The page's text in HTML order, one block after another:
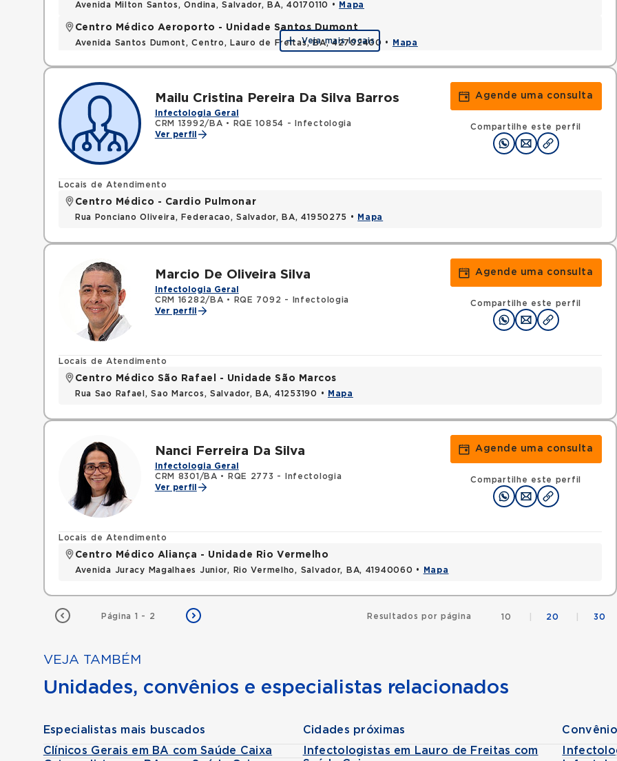
Avenida Milton Santos, Ondina, Salvador, BA, 40170110 • Mapa
Centro Médico Aeroporto - Unidade Santos Dumont
Avenida Santos Dumont, Centro, Lauro de Freitas, BA, 42702400 • Mapa
Veja mais locais
Mailu Cristina Pereira Da Silva Barros
Infectologia Geral
CRM 13992/BA •
RQE 10854 - Infectologia
Ver perfil
Agende uma consulta
Compartilhe este perfil
Locais de Atendimento
Centro Médico - Cardio Pulmonar
Rua Ponciano Oliveira, Federacao, Salvador, BA, 41950275 • Mapa
Marcio De Oliveira Silva
Infectologia Geral
CRM 16282/BA •
RQE 7092 - Infectologia
Ver perfil
Agende uma consulta
Compartilhe este perfil
Locais de Atendimento
Centro Médico São Rafael - Unidade São Marcos
Rua Sao Rafael, Sao Marcos, Salvador, BA, 41253190 • Mapa
Nanci Ferreira Da Silva
Infectologia Geral
CRM 8301/BA •
RQE 2773 - Infectologia
Ver perfil
Agende uma consulta
Compartilhe este perfil
Locais de Atendimento
Centro Médico Aliança - Unidade Rio Vermelho
Avenida Juracy Magalhaes Junior, Rio Vermelho, Salvador, BA, 41940060 • Mapa
Página 1 - 2 Resultados por página 10 20 30
VEJA TAMBÉM
Unidades, convênios e especialistas relacionados
Especialistas mais buscados
Clínicos Gerais em BA com Saúde Caixa
Cidades próximas
Infectologistas em Lauro de Freitas com